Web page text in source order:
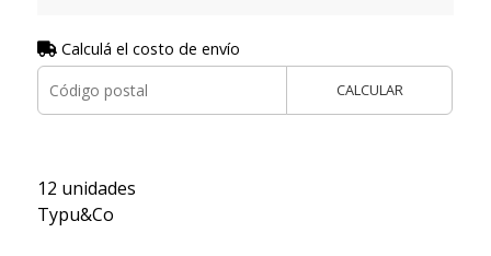
Calculá el costo de envío
CALCULAR
12 unidades
Typu&Co